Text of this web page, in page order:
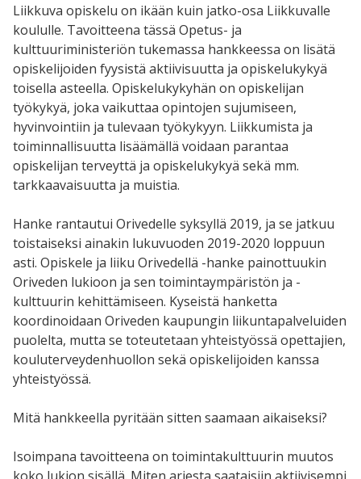
Liikkuva opiskelu on ikään kuin jatko-osa Liikkuvalle
koululle. Tavoitteena tässä Opetus- ja
kulttuuriministeriön tukemassa hankkeessa on lisätä
opiskelijoiden fyysistä aktiivisuutta ja opiskelukykyä
toisella asteella. Opiskelukykyhän on opiskelijan
työkykyä, joka vaikuttaa opintojen sujumiseen,
hyvinvointiin ja tulevaan työkykyyn. Liikkumista ja
toiminnallisuutta lisäämällä voidaan parantaa
opiskelijan terveyttä ja opiskelukykyä sekä mm.
tarkkaavaisuutta ja muistia.
Hanke rantautui Orivedelle syksyllä 2019, ja se jatkuu
toistaiseksi ainakin lukuvuoden 2019-2020 loppuun
asti. Opiskele ja liiku Orivedellä -hanke painottuukin
Oriveden lukioon ja sen toimintaympäristön ja -
kulttuurin kehittämiseen. Kyseistä hanketta
koordinoidaan Oriveden kaupungin liikuntapalveluiden
puolelta, mutta se toteutetaan yhteistyössä opettajien,
kouluterveydenhuollon sekä opiskelijoiden kanssa
yhteistyössä.
Mitä hankkeella pyritään sitten saamaan aikaiseksi?
Isoimpana tavoitteena on toimintakulttuurin muutos
koko lukion sisällä. Miten arjesta saataisiin aktiivisempi